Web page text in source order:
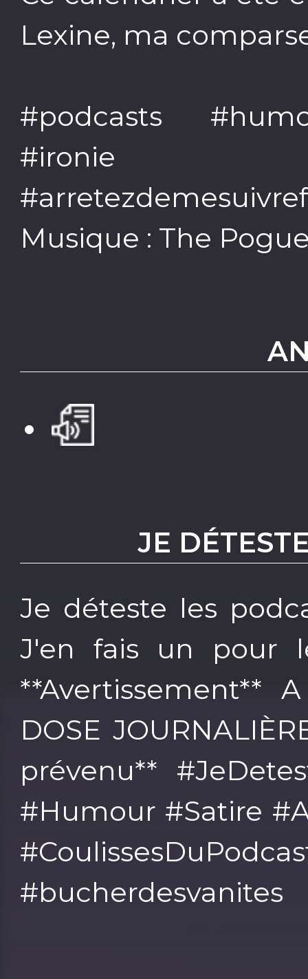
Lexine, ma
#podcasts
#ironie
Musique : The
JE
Je déteste les
J'en fais un pour
**Avertissement**
DOSE
prévenu**
#Humour #Satire
#bucherdesvanites